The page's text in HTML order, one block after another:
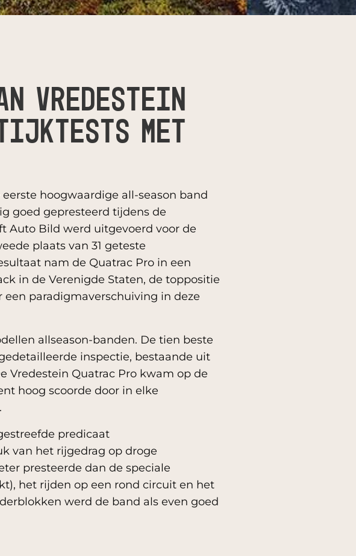
VREDESTEIN
MET
hoogwaardige all-season band
goed gepresteerd tijdens de
Auto Bild werd uitgevoerd voor de
plaats van 31 geteste
nam de Quatrac Pro in een
in de Verenigde Staten, de toppositie
een paradigmaverschuiving in deze
allseason-banden. De tien beste
inspectie, bestaande uit
Vredestein Quatrac Pro kwam op de
hoog scoorde door in elke
predicaat
van het rijgedrag op droge
presteerde dan de speciale
het rijden op een rond circuit en het
werd de band als even goed